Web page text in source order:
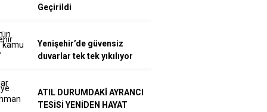
Geçirildi
Yenişehir’de güvensiz
duvarlar tek tek yıkılıyor
ATIL DURUMDAKİ AYRANCI
TESİSİ YENİDEN HAYAT